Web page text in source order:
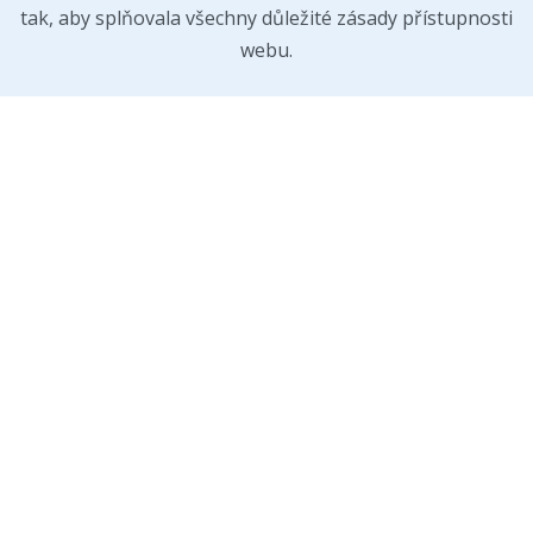
tak, aby splňovala všechny důležité zásady přístupnosti
webu.